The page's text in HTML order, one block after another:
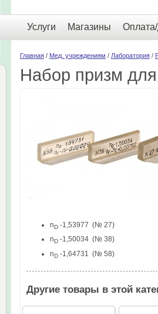
Услуги Магазины Оплата/
Главная / Мед. учреждениям / Лаборатория /
Набор призм
nD -1,53977 (№ 27)
nD -1,50034 (№ 38)
nD -1,64731 (№ 58)
Другие товары в этой